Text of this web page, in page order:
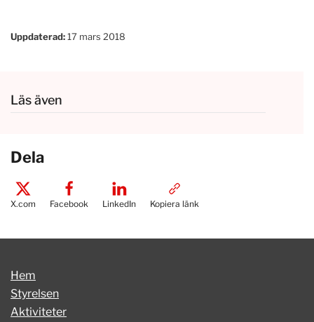
Uppdaterad:17 mars 2018
Läs även
Dela
X.com Facebook LinkedIn Kopiera länk
Hem
Styrelsen
Aktiviteter